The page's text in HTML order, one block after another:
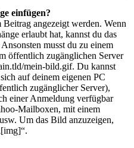
einfügen?
angezeigt werden. Wenn
erlaubt hat, kannst du das
musst du zu einem
öffentlich zugänglichen Server
mein-bild.gif. Du kannst
auf deinem eigenen PC
zugänglicher Server),
einer Anmeldung verfügbar
Mailboxen, mit einem
Um das Bild anzuzeigen,